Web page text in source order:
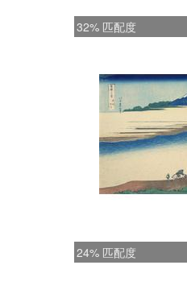
32% 匹配度
24% 匹配度